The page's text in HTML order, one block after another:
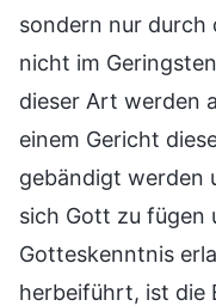
sondern nur durch
nicht im
dieser Art werden
einem Gericht
gebändigt werden
sich Gott zu fügen
Gotteskenntnis
herbeiführt, ist die